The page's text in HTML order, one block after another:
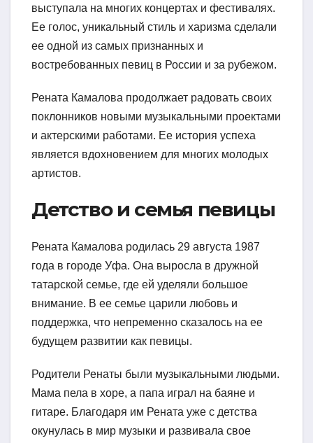
выступала на многих концертах и фестивалях.
Ее голос, уникальный стиль и харизма сделали
ее одной из самых признанных и
востребованных певиц в России и за рубежом.
Рената Камалова продолжает радовать своих
поклонников новыми музыкальными проектами
и актерскими работами. Ее история успеха
является вдохновением для многих молодых
артистов.
Детство и семья певицы
Рената Камалова родилась 29 августа 1987
года в городе Уфа. Она выросла в дружной
татарской семье, где ей уделяли большое
внимание. В ее семье царили любовь и
поддержка, что непременно сказалось на ее
будущем развитии как певицы.
Родители Ренаты были музыкальными людьми.
Мама пела в хоре, а папа играл на баяне и
гитаре. Благодаря им Рената уже с детства
окунулась в мир музыки и развивала свое